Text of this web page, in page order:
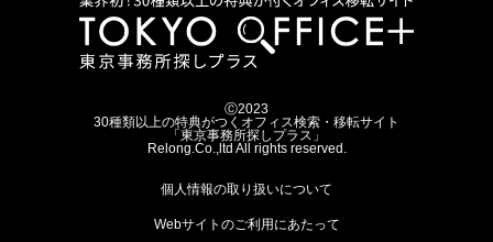
Ⓒ2023
30種類以上の特典がつくオフィス検索・移転サイト
「東京事務所探しプラス」
Relong.Co.,ltd All rights reserved.
個人情報の取り扱いについて
Webサイトのご利用にあたって